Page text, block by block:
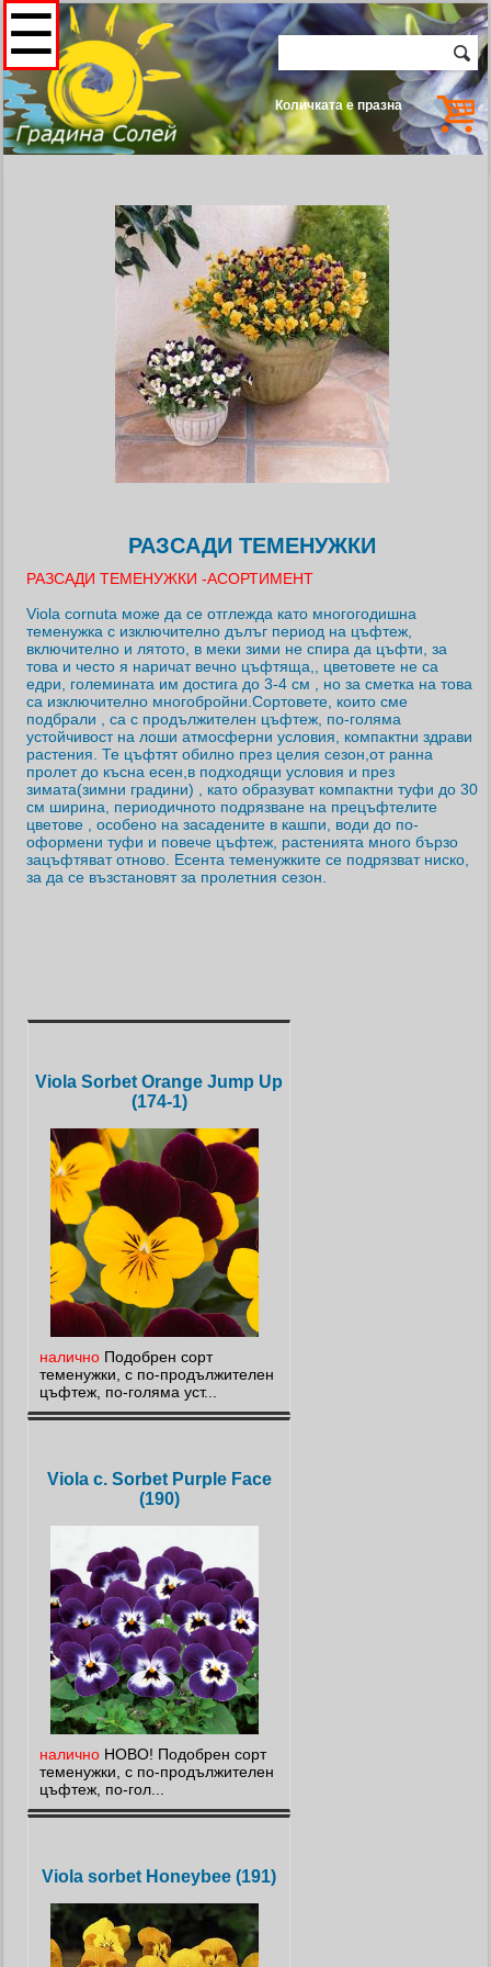
Количката е празна
☰
РАЗСАДИ ТЕМЕНУЖКИ
РАЗСАДИ ТЕМЕНУЖКИ -АСОРТИМЕНТ
Viola cornuta може да се отглежда като многогодишна
теменужка с изключително дълъг период на цъфтеж,
включително и лятото, в меки зими не спира да цъфти, за
това и често я наричат вечно цъфтяща,, цветовете не са
едри, големината им достига до 3-4 см , но за сметка на това
са изключително многобройни.Сортовете, които сме
подбрали , са с продължителен цъфтеж, по-голяма
устойчивост на лоши атмосферни условия, компактни здрави
растения. Те цъфтят обилно през целия сезон,от ранна
пролет до късна есен,в подходящи условия и през
зимата(зимни градини) , като образуват компактни туфи до 30
см ширина, периодичното подрязване на прецъфтелите
цветове , особено на засадените в кашпи, води до по-
оформени туфи и повече цъфтеж, растенията много бързо
зацъфтяват отново. Есента теменужките се подрязват ниско,
за да се възстановят за пролетния сезон.
Viola Sorbet Orange Jump Up
(174-1)
налично Подобрен сорт
теменужки, с по-продължителен
цъфтеж, по-голяма уст...
Viola c. Sorbet Purple Face
(190)
налично НОВО! Подобрен сорт
теменужки, с по-продължителен
цъфтеж, по-гол...
Viola sorbet Honeybee (191)